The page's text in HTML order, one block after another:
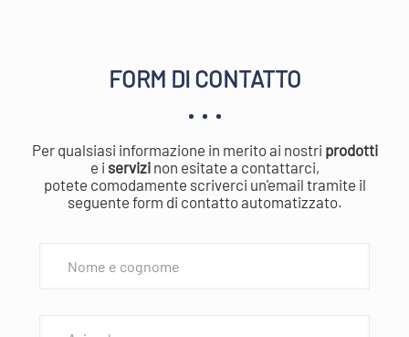
FORM DI CONTATTO
Per qualsiasi informazione in merito ai nostri prodotti
e i servizinon esitate a contattarci,
potete comodamente scriverci un'email tramite il
seguente form di contatto automatizzato.